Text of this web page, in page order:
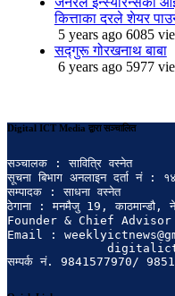
कित्ताका दरले शेयर
5 years ago 6085
सद्गुरू गोरखनाथ बाबा
6 years ago 5977
Digital ICT Media द्वारा सञ्चालित
सञ्चालक : सावित्रि वस्नेत
सूचना बिभाग अनलाइन दर्ता नं :
सम्पादक : साधना वस्नेत
ठेगाना : मनमैजु 19, काठमान्डौ,
Founder & Chief Advisor :
Email :
सम्पर्क नं. 9841577970/